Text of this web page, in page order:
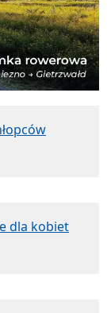
dla kobiet